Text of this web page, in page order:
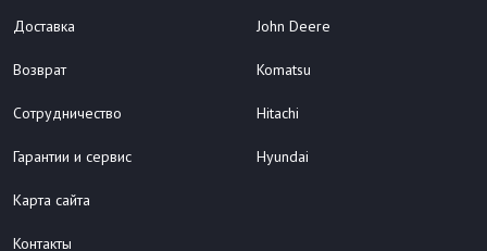
Доставка
Возврат
Сотрудничество
Гарантии и сервис
Карта сайта
Контакты
John Deere
Komatsu
Hitachi
Hyundai